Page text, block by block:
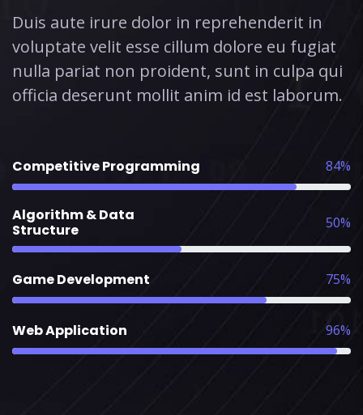
Duis aute irure dolor in reprehenderit in
voluptate velit esse cillum dolore eu fugiat
nulla pariat non proident, sunt in culpa qui
officia deserunt mollit anim id est laborum.
Competitive Programming 84%
Algorithm & Data
Structure
50%
Game Development 75%
Web Application 96%